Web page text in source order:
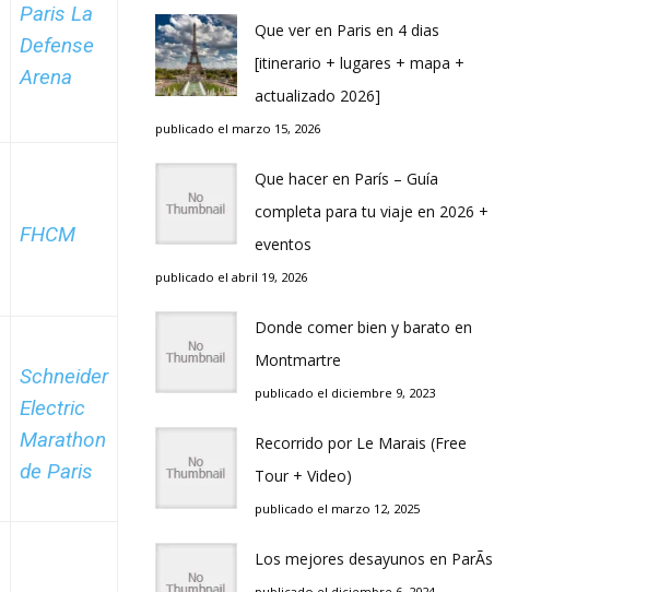
Paris La
Defense
Arena
FHCM
Schneider
Electric
Marathon
de Paris
Que ver en Pari­s en 4 di­as
[itinerario + lugares + mapa +
actualizado 2026]
publicado el marzo 15, 2026
Que hacer en Parí­s – Guí­a
completa para tu viaje en 2026 +
eventos
publicado el abril 19, 2026
Donde comer bien y barato en
Montmartre
publicado el diciembre 9, 2023
Recorrido por Le Marais (Free
Tour + Video)
publicado el marzo 12, 2025
Los mejores desayunos en ParÃ­s